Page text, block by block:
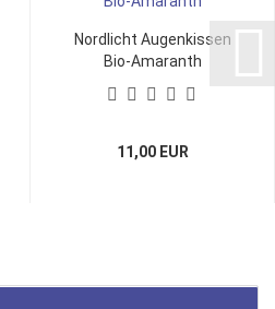
Nordlicht Augenkissen
Bio-Amaranth
11,00 EUR